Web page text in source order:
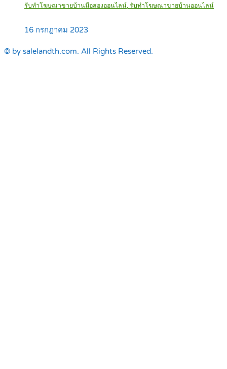
รับทำโฆษณาขายบ้านมือสองออนไลน์, รับทำโฆษณาขายบ้านออนไลน์
16 กรกฎาคม 2023
© by salelandth.com. All Rights Reserved.